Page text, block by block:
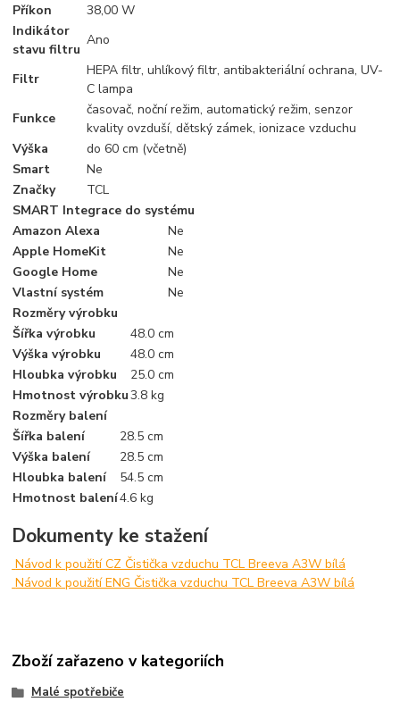
Příkon
38,00 W
Indikátor
stavu filtru
Ano
Filtr
HEPA filtr, uhlíkový filtr, antibakteriální ochrana, UV-
C lampa
Funkce
časovač, noční režim, automatický režim, senzor
kvality ovzduší, dětský zámek, ionizace vzduchu
Výška
do 60 cm (včetně)
Smart
Ne
Značky
TCL
SMART Integrace do systému
Amazon Alexa
Ne
Apple HomeKit
Ne
Google Home
Ne
Vlastní systém
Ne
Rozměry výrobku
Šířka výrobku
48.0 cm
Výška výrobku
48.0 cm
Hloubka výrobku
25.0 cm
Hmotnost výrobku3.8 kg
Rozměry balení
Šířka balení
28.5 cm
Výška balení
28.5 cm
Hloubka balení
54.5 cm
Hmotnost balení4.6 kg
Dokumenty ke stažení
Návod k použití CZ Čistička vzduchu TCL Breeva A3W bílá
Návod k použití ENG Čistička vzduchu TCL Breeva A3W bílá
Zboží zařazeno v kategoriích
Malé spotřebiče